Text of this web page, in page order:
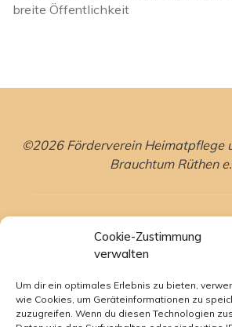
Cookie-Zustimmung
verwalten
Um dir ein optimales Erlebnis zu bieten,
wie Cookies, um Geräteinformationen zu
zuzugreifen. Wenn du diesen Technologien
breite Öffentlichkeit
©2026 Förderverein Heimatpflege
Brauchtum Rüthen
Facebook